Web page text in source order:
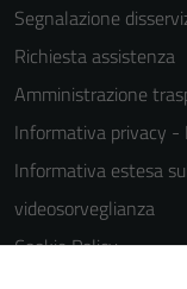
Segnalazione
Richiesta assistenza
Amministrazione
Informativa privacy -
Informativa estesa
videosorveglianza
Cookie Policy